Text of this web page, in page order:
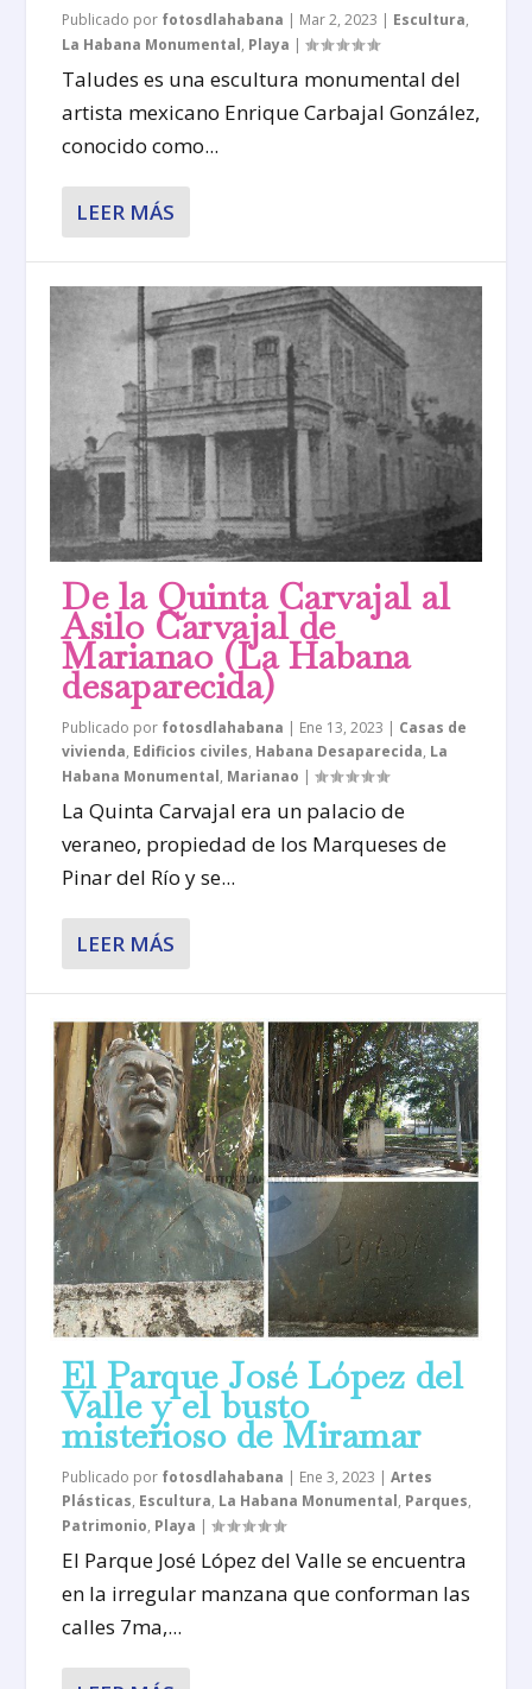
Publicado por fotosdlahabana | Mar 2, 2023 | Escultura,
La Habana Monumental, Playa |
Taludes es una escultura monumental del
artista mexicano Enrique Carbajal González,
conocido como...
LEER MÁS
De la Quinta Carvajal al
Asilo Carvajal de
Marianao (La Habana
desaparecida)
Publicado por fotosdlahabana | Ene 13, 2023 | Casas de
vivienda, Edificios civiles, Habana Desaparecida, La
Habana Monumental, Marianao |
La Quinta Carvajal era un palacio de
veraneo, propiedad de los Marqueses de
Pinar del Río y se...
LEER MÁS
El Parque José López del
Valle y el busto
misterioso de Miramar
Publicado por fotosdlahabana | Ene 3, 2023 |Artes
Plásticas, Escultura, La Habana Monumental, Parques,
Patrimonio, Playa |
El Parque José López del Valle se encuentra
en la irregular manzana que conforman las
calles 7ma,...